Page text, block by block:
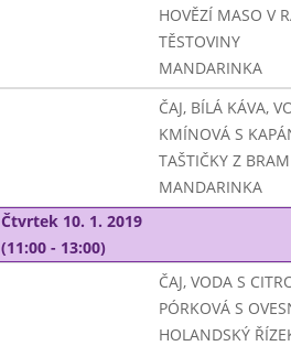
HOVĚZÍ MASO V
TĚSTOVINY
MANDARINKA
ČAJ, BÍLÁ KÁVA,
KMÍNOVÁ S
TAŠTIČKY Z
MANDARINKA
Čtvrtek 10. 1. 2019
(11:00 - 13:00)
ČAJ, VODA S
PÓRKOVÁ S
HOLANDSKÝ